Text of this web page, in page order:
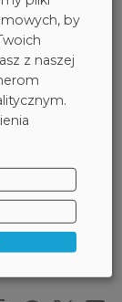
haseł.
w innych
z których
karty
podawaj
by
z naszej